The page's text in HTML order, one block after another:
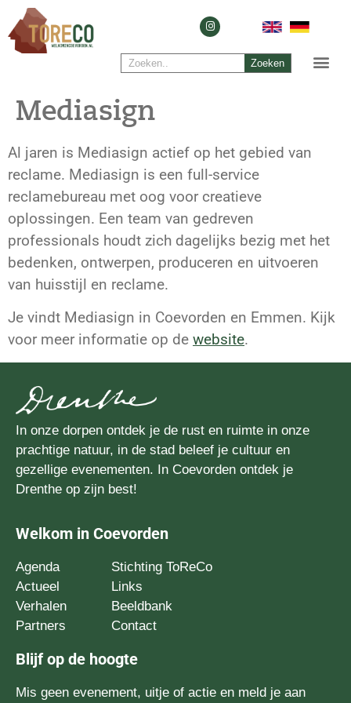
Zoeken
Mediasign
Al jaren is Mediasign actief op het gebied van
reclame. Mediasign is een full-service
reclamebureau met oog voor creatieve
oplossingen. Een team van gedreven
professionals houdt zich dagelijks bezig met het
bedenken, ontwerpen, produceren en uitvoeren
van huisstijl en reclame.
Je vindt Mediasign in Coevorden en Emmen. Kijk
voor meer informatie op de website.
In onze dorpen ontdek je de rust en ruimte in onze
prachtige natuur, in de stad beleef je cultuur en
gezellige evenementen. In Coevorden ontdek je
Drenthe op zijn best!
Welkom in Coevorden
Agenda
Actueel
Verhalen
Partners
Stichting ToReCo
Links
Beeldbank
Contact
Blijf op de hoogte
Mis geen evenement, uitje of actie en meld je aan